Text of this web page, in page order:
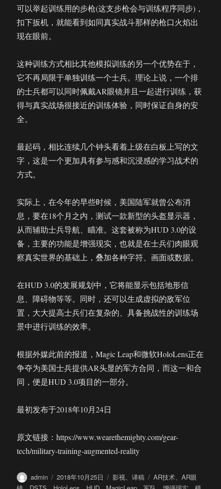
可以举起训练用的步枪(这支步枪会与训练程序同步)，
扣下扳机，就能看到如同真实战斗那样的枪口火焰出
现在眼前。
这种训练方式相比其他模拟训练的另一个优势在于，
它不再局限于单独训练一个士兵。理论上说，一个排
的士兵都可以同时佩戴AR眼镜并且一起进行训练，获
得与真实战场很接近的训练体验，同时保证自身的安
全。
最起码，相比连续几个钟头看着上级在白板上写的文
字，这是一个更加具有参与感和沉浸感的学习战术的
方式。
实际上，在今年的早些时候，美国陆军就曾公布消
息，要在18个月之内，测试一款新型的头盔显示器，
从而辅助士兵导航、瞄准。这套被称为HUD 3.0的设
备，主要的功能是增强现实，也就是在士兵们肉眼观
察真实世界的基础上，叠加各种字符、画面或数据。
在HUD 3.0的发展规划中，它将能显示包括地形信
息、障碍物等等。同时，还可以生成虚拟的敌军位
置，大大提高士兵们在复杂的、具备挑战性的训练场
景中进行训练的效率。
根据外媒此前的报道，Magic Leap和微软HoloLens正在
争夺为美国士兵提供AR头显的军方合同，而这一和合
同，便是HUD 3.0项目的一部分。
最初发布于2018年10月24日
原文链接：https://www.wearethemighty.com/gear-
tech/military-training-augmented-reality
作
者
admin
发
布
2018年10月25日
分
类
影视、译稿
标
签
AR技术、AR眼